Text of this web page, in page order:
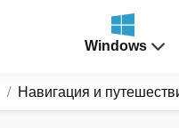
Windows
Навигация и